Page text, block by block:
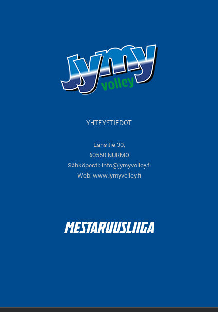
YHTEYSTIEDOT
Länsitie 30,
60550 NURMO
Sähköposti: info@jymyvolley.fi
Web: www.jymyvolley.fi